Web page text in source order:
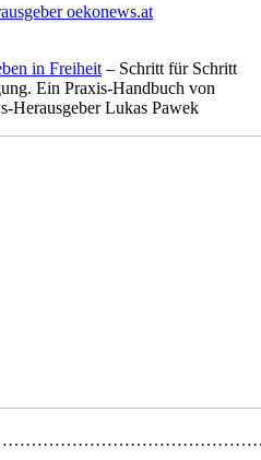
oekonews.at
in Freiheit – Schritt für Schritt
Ein Praxis-Handbuch von
Herausgeber Lukas Pawek